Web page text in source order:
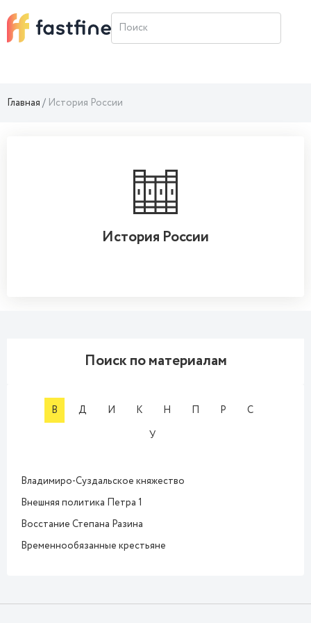
Главная История России
История России
Поиск по материалам
В Д И К Н П Р
С
У
Владимиро-Суздальское княжество
Внешняя политика Петра 1
Восстание Степана Разина
Временнообязанные крестьяне